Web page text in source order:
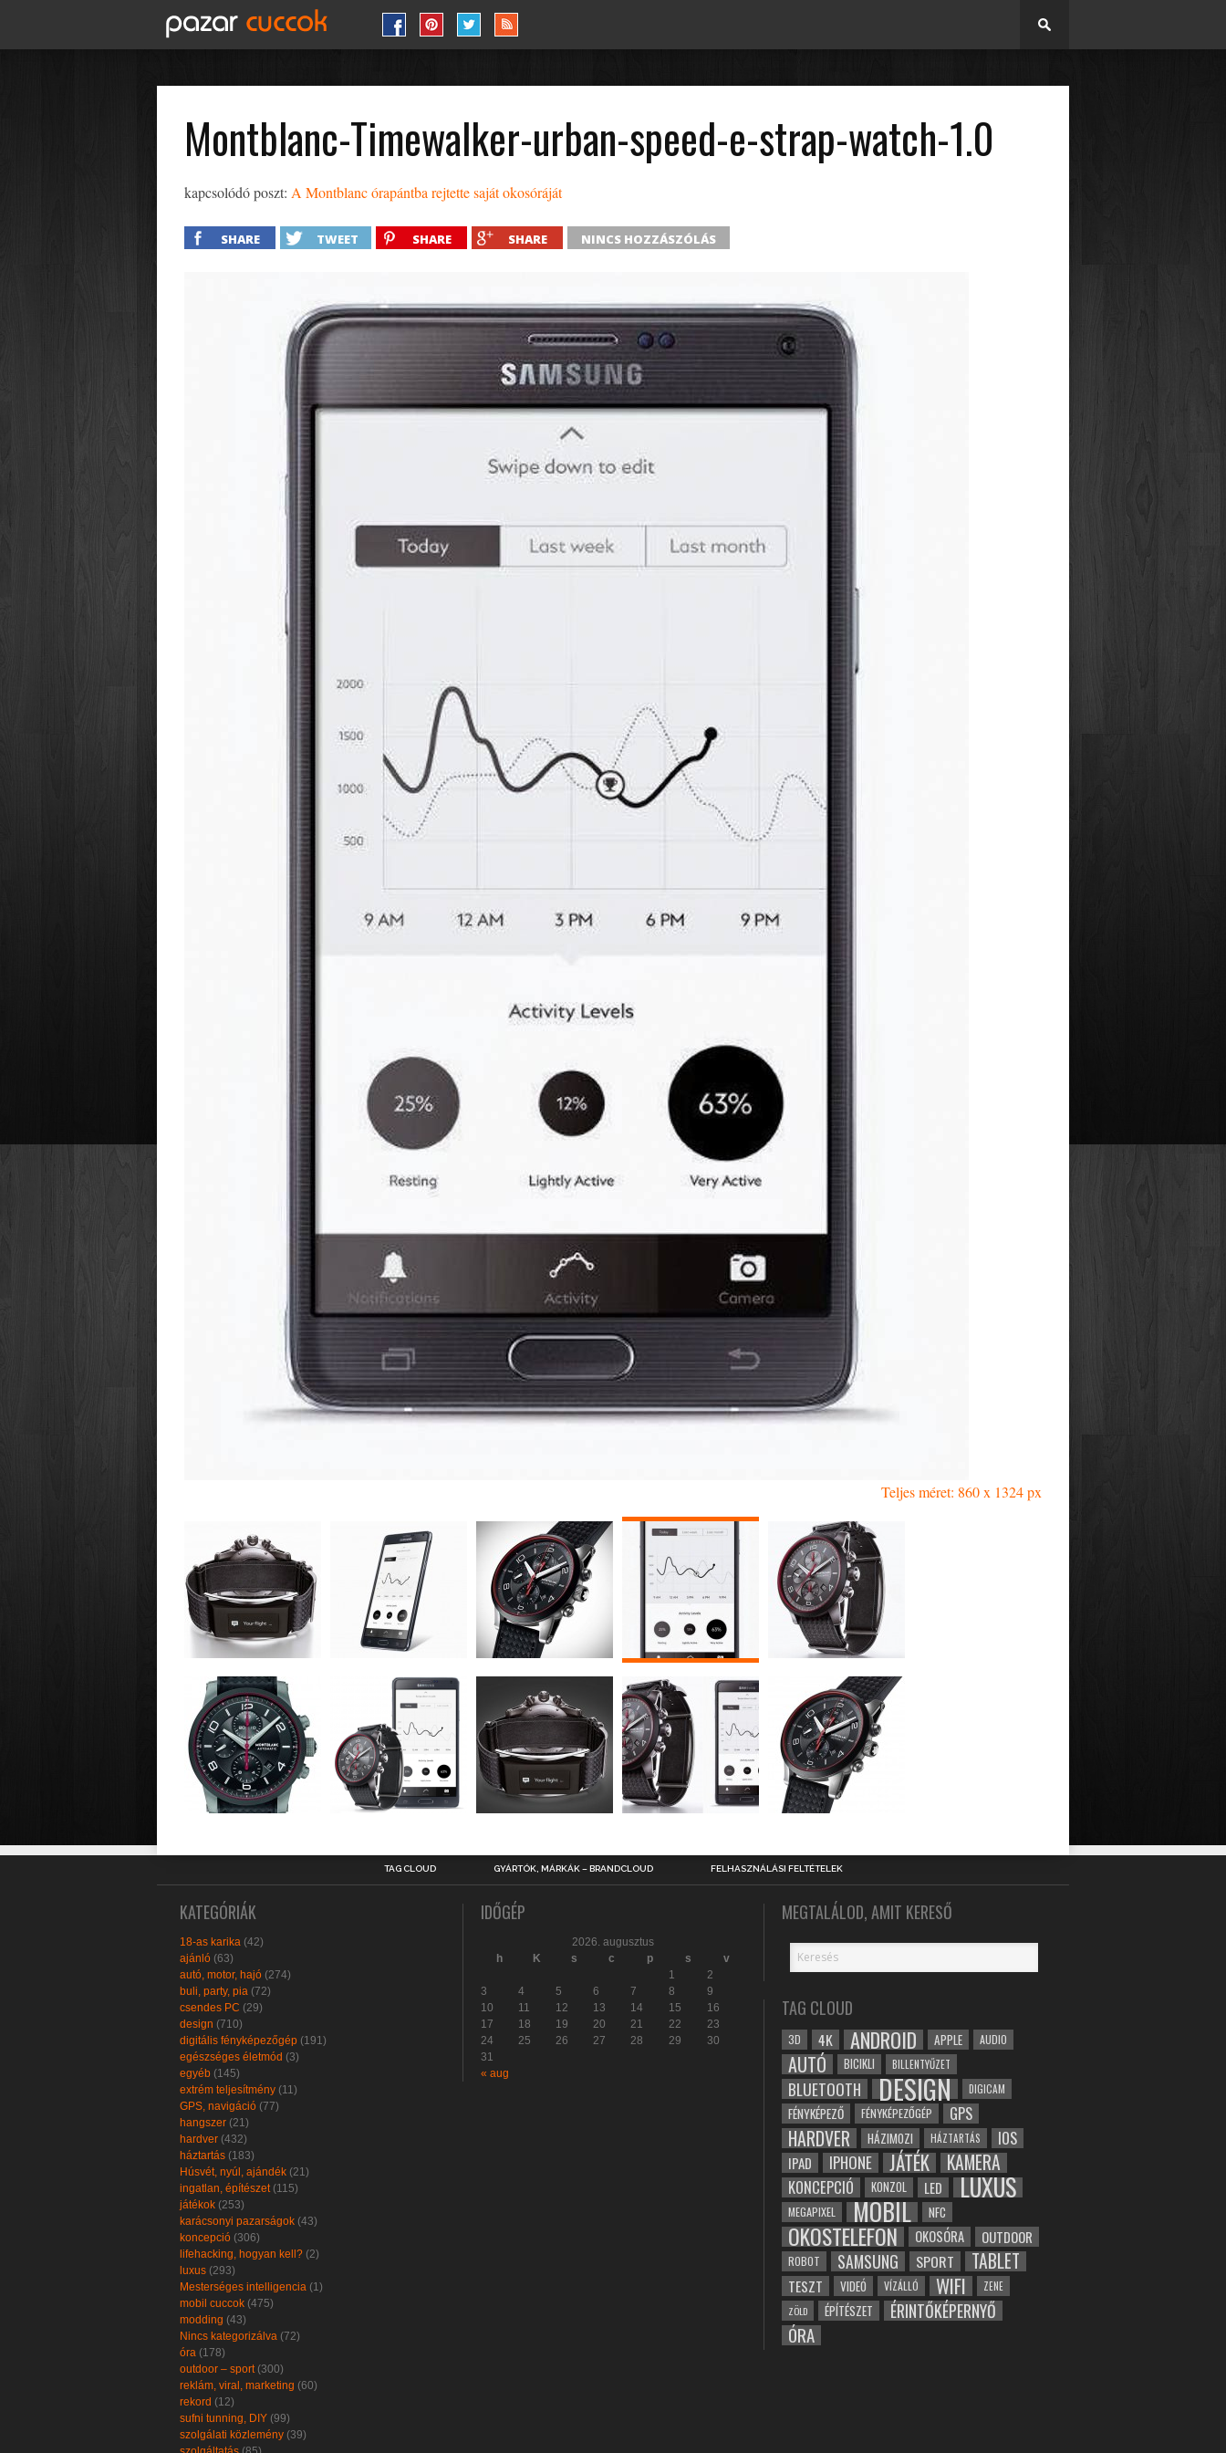
Montblanc-Timewalker-urban-speed-e-strap-watch-1.0
kapcsolódó poszt:A Montblanc órapántba rejtette saját okosóráját
SHARE TWEET SHARE SHARE NINCS HOZZÁSZÓLÁS
Teljes méret: 860 x 1324 px
TAG CLOUD GYÁRTÓK, MÁRKÁK – BRANDCLOUD FELHASZNÁLÁSI FELTÉTELEK
KATEGÓRIÁK
18-as karika (42)
ajánló (63)
autó, motor, hajó (274)
buli, party, pia (72)
csendes PC (29)
design (710)
digitális fényképezőgép (191)
egészséges életmód (3)
egyéb (145)
extrém teljesítmény (11)
GPS, navigáció (77)
hangszer (21)
hardver (432)
háztartás (183)
Húsvét, nyúl, ajándék (21)
ingatlan, építészet (115)
játékok (253)
karácsonyi pazarságok (43)
koncepció (306)
lifehacking, hogyan kell? (2)
luxus (293)
Mesterséges intelligencia (1)
mobil cuccok (475)
modding (43)
Nincs kategorizálva (72)
óra (178)
outdoor – sport (300)
reklám, viral, marketing (60)
rekord (12)
sufni tunning, DIY (99)
szolgálati közlemény (39)
IDŐGÉP
2026. augusztus
h
K s c p s
v
1
2
3
4 5 6 7 8
9
10
11 12 13 14 15
16
17
18 19 20 21 22
23
24
25 26 27 28 29
30
31
« aug
MEGTALÁLOD, AMIT KERESŐ
TAG CLOUD
3D 4K ANDROID APPLE AUDIO
AUTÓ BICIKLI BILLENTYŰZET
BLUETOOTH DESIGN DIGICAM
FÉNYKÉPEZŐ FÉNYKÉPEZŐGÉP GPS
HARDVER HÁZIMOZI HÁZTARTÁS IOS
IPAD IPHONE JÁTÉK KAMERA
KONCEPCIÓ KONZOL LED LUXUS
MEGAPIXEL MOBIL NFC
OKOSTELEFON OKOSÓRA OUTDOOR
ROBOT SAMSUNG SPORT TABLET
TESZT VIDEÓ VÍZÁLLÓ WIFI
ZENE
ZÖLD
ÉPÍTÉSZET ÉRINTŐKÉPERNYŐ
ÓRA